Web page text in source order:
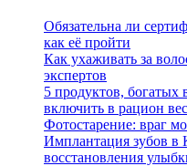
Обязательна ли
как её пройти
Как ухаживать за
экспертов
5 продуктов, богатых
включить в рацион
Фотостарение: враг
Имплантация зубов в
восстановления